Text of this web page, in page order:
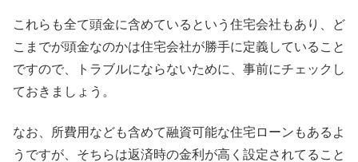
これらも全て頭金に含めているという住宅会社もあり、ど
こまでが頭金なのかは住宅会社が勝手に定義していること
ですので、トラブルにならないために、事前にチェックし
ておきましょう。
なお、所費用なども含めて融資可能な住宅ローンもあるよ
うですが、そちらは返済時の金利が高く設定されてること